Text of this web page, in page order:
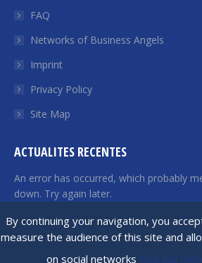
By continuing your navigation, you
measure the audience of this site and
on social networks Find out
window
in
windowwindowwindowwindow
FAQ
Networks of Business Angels
Imprint
Privacy Policy
Site Map
ACTUALITES RECENTES
An error has occurred, which probably
down. Try again later.
France Angels | 2026 © All